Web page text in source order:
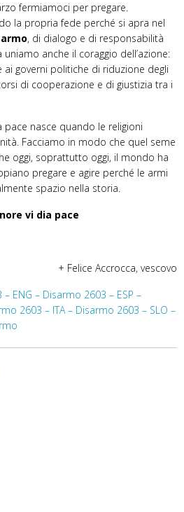
fermiamoci per pregare.
la propria fede perché si apra nel
, di dialogo e di responsabilità
anche il coraggio dell’azione:
ai governi politiche di riduzione degli
di cooperazione e di giustizia tra i
pace nasce quando le religioni
Facciamo in modo che quel seme
oggi, soprattutto oggi, il mondo ha
pregare e agire perché le armi
spazio nella storia.
vi dia pace
+ Felice Accrocca, vescovo
– ENG – Disarmo 2603 – ESP –
2603 – ITA – Disarmo 2603 – SLO –